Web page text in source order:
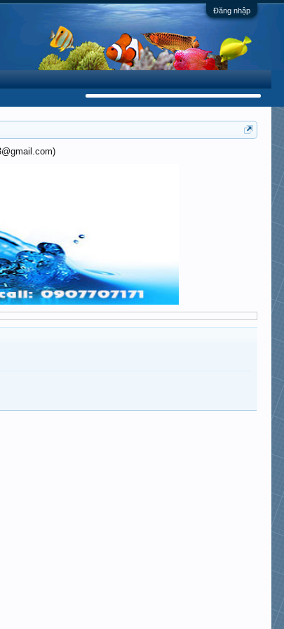
Đăng nhập